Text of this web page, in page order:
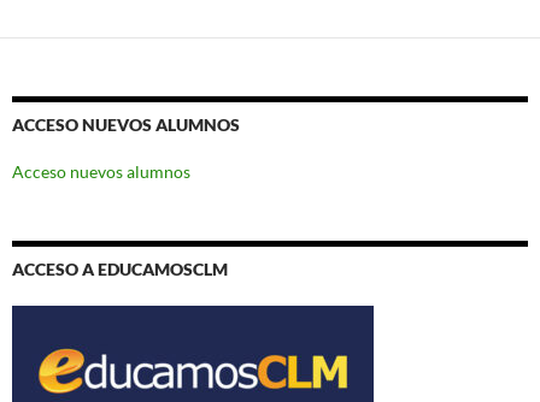
ACCESO NUEVOS ALUMNOS
Acceso nuevos alumnos
ACCESO A EDUCAMOSCLM